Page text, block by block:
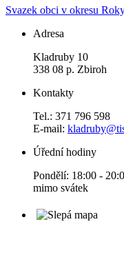
Svazek obci v okresu
Adresa
Kladruby 10
338 08 p. Zbiroh
Kontakty
Tel.: 371 796 598
E-mail:
Úřední hodiny
Pondělí: 18:00 -
mimo svátek